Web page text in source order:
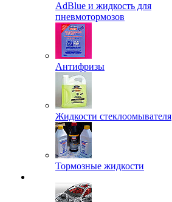
AdBlue и жидкость для
пневмотормозов
Антифризы
Жидкости стеклоомывателя
Тормозные жидкости